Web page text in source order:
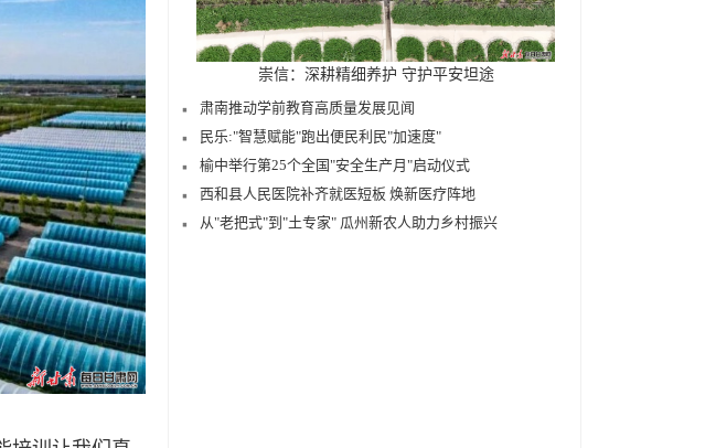
崇信：深耕精细养护 守护平安坦途
肃南推动学前教育高质量发展见闻
民乐:"智慧赋能"跑出便民利民"加速度"
榆中举行第25个全国"安全生产月"启动仪式
西和县人民医院补齐就医短板 焕新医疗阵地
从"老把式"到"土专家" 瓜州新农人助力乡村振兴